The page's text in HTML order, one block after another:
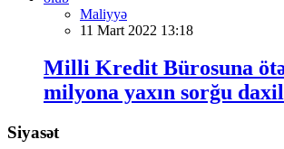
Maliyyə
11 Mart 2022 13:18
Milli Kredit Bürosuna
milyona yaxın sorğu
Siyasət